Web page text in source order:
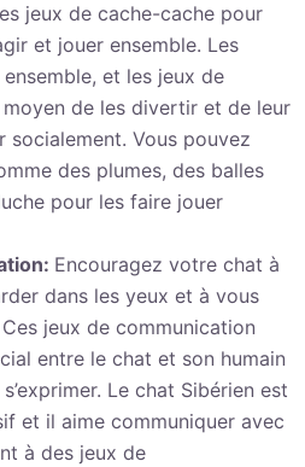
jeux de cache-cache pour
et jouer ensemble. Les
et les jeux de
de les divertir et de leur
socialement. Vous pouvez
des plumes, des balles
pour les faire jouer
Encouragez votre chat à
dans les yeux et à vous
jeux de communication
entre le chat et son humain
Le chat Sibérien est
et il aime communiquer avec
à des jeux de